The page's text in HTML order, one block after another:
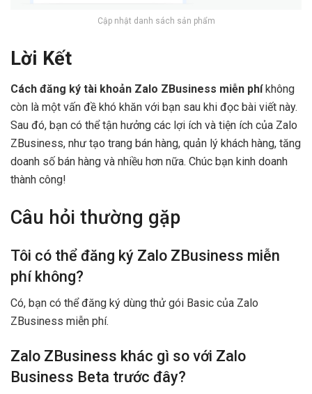
Cập nhật danh sách sản phẩm
Lời Kết
Cách đăng ký tài khoản Zalo ZBusiness miễn phíkhông
còn là một vấn đề khó khăn với bạn sau khi đọc bài viết này.
Sau đó, bạn có thể tận hưởng các lợi ích và tiện ích của Zalo
ZBusiness, như tạo trang bán hàng, quản lý khách hàng, tăng
doanh số bán hàng và nhiều hơn nữa. Chúc bạn kinh doanh
thành công!
Câu hỏi thường gặp
Tôi có thể đăng ký Zalo ZBusiness miễn
phí không?
Có, bạn có thể đăng ký dùng thử gói Basic của Zalo
ZBusiness miễn phí.
Zalo ZBusiness khác gì so với Zalo
Business Beta trước đây?